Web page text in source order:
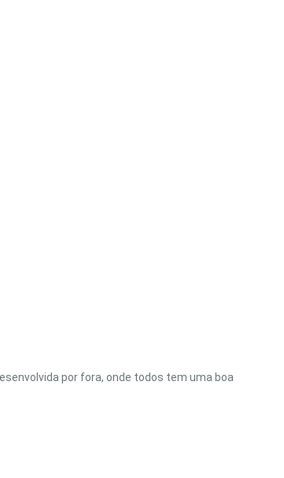
por fora, onde todos tem uma boa